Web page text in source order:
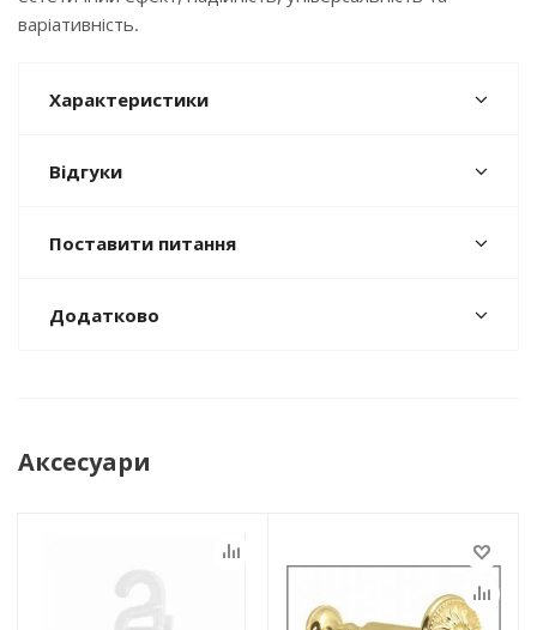
варіативність.
Характеристики
Відгуки
Поставити питання
Додатково
Аксесуари